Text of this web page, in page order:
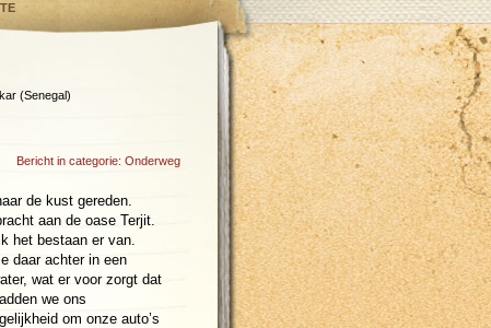
(Senegal)
Bericht in categorie: Onderweg
de kust gereden.
aan de oase Terjit.
het bestaan er van.
daar achter in een
wat er voor zorgt dat
we ons
om onze auto’s